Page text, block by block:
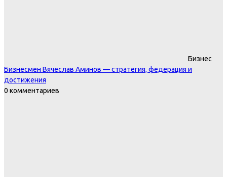
Бизнес
Бизнесмен Вячеслав Аминов — стратегия, федерация и
достижения
0 комментариев